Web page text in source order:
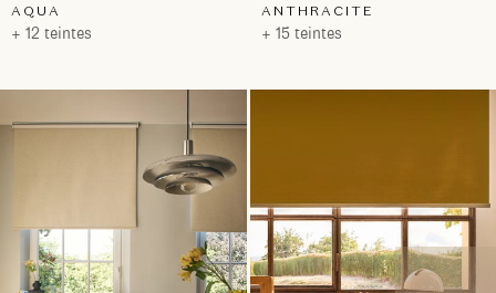
AQUA
+ 12 teintes
ANTHRACITE
+ 15 teintes